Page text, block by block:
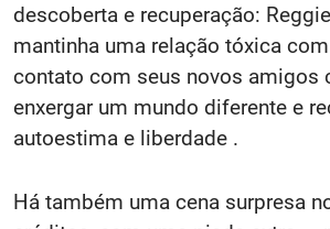
descoberta e recuperação:
mantinha uma relação tóxica
contato com seus novos amigos
enxergar um mundo diferente e
autoestima e liberdade .
Há também uma cena surpresa